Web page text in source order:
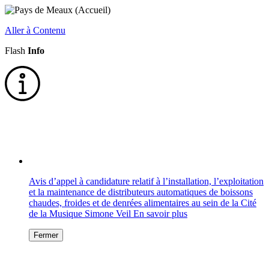
Aller à Contenu
Flash Info
Avis d’appel à candidature relatif à l’installation, l’exploitation
et la maintenance de distributeurs automatiques de boissons
chaudes, froides et de denrées alimentaires au sein de la Cité
de la Musique Simone Veil En savoir plus
Fermer